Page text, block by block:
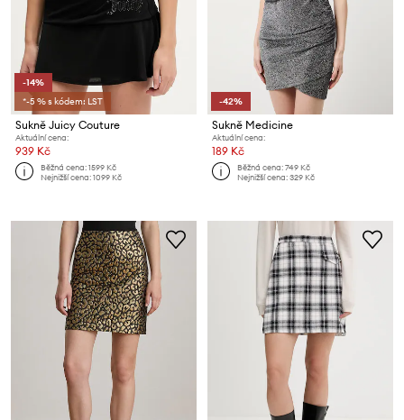
-14%
*-5 % s kódem: LST
Sukně Juicy Couture
Aktuální cena:
939 Kč
Běžná cena:1599 Kč
Nejnižší cena:1099 Kč
-42%
Sukně Medicine
Aktuální cena:
189 Kč
Běžná cena:749 Kč
Nejnižší cena:329 Kč